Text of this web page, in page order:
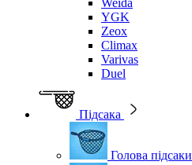
Weida
YGK
Zeox
Climax
Varivas
Duel
Підсака
Голова підсаки